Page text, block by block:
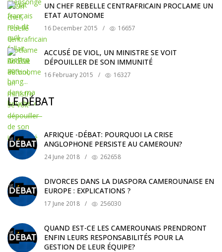
UN CHEF REBELLE CENTRAFRICAIN PROCLAME UN
ETAT AUTONOME
16 December 2015 / 16657
ACCUSÉ DE VIOL, UN MINISTRE SE VOIT
DÉPOUILLER DE SON IMMUNITÉ
16 February 2015 / 16327
LE DÉBAT
AFRIQUE -DÉBAT: POURQUOI LA CRISE
ANGLOPHONE PERSISTE AU CAMEROUN?
24 June 2018 / 262658
DIVORCES DANS LA DIASPORA CAMEROUNAISE EN
EUROPE : EXPLICATIONS ?
17 June 2018 / 256030
QUAND EST-CE LES CAMEROUNAIS PRENDRONT
ENFIN LEURS RESPONSABILITÉS POUR LA
GESTION DE LEUR ÉQUIPE?